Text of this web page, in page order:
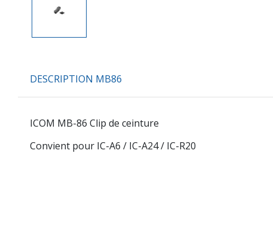
DESCRIPTION MB86
ICOM MB-86 Clip de ceinture
Convient pour IC-A6 / IC-A24 / IC-R20